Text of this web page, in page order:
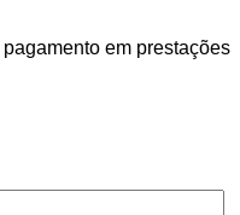
pagamento em prestações